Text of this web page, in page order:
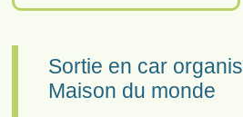
Sortie en car
Maison du monde